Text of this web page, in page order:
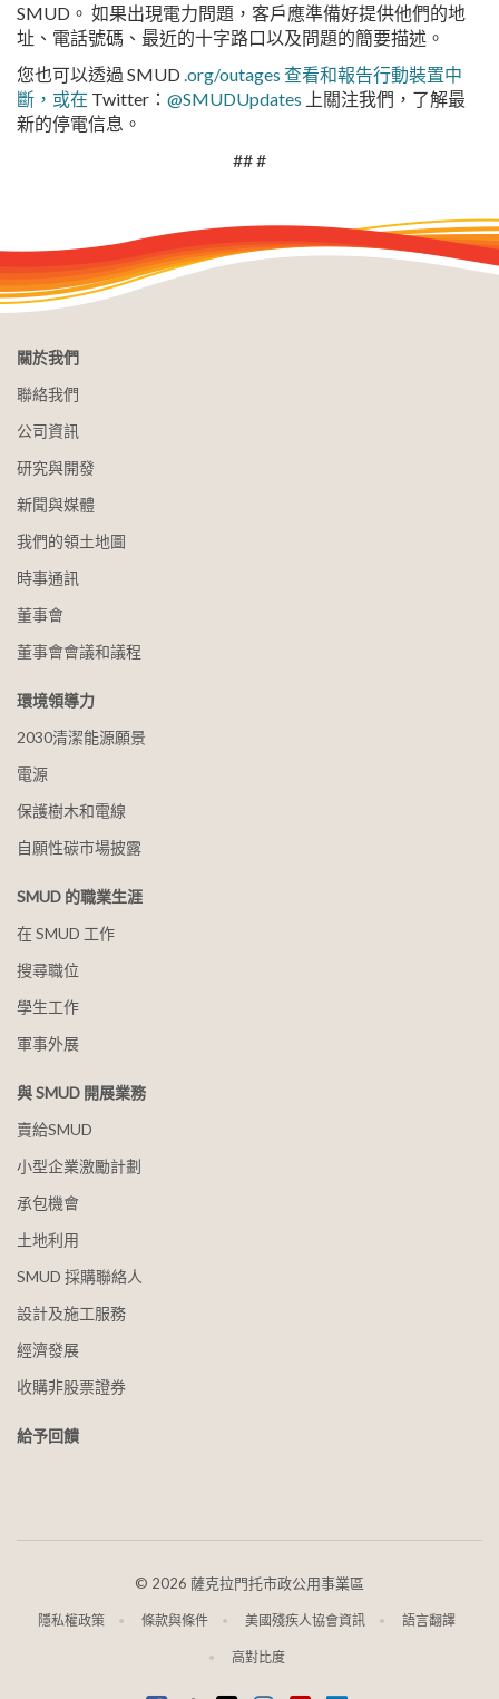
SMUD。 如果出現電力問題，客戶應準備好提供他們的地
址、電話號碼、最近的十字路口以及問題的簡要描述。
您也可以透過 SMUD.org/outages 查看和報告行動裝置中
斷，或在 Twitter： @SMUDUpdates 上關注我們，了解最
新的停電信息。
## #
關於我們
聯絡我們
公司資訊
研究與開發
新聞與媒體
我們的領土地圖
時事通訊
董事會
董事會會議和議程
環境領導力
2030清潔能源願景
電源
保護樹木和電線
自願性碳市場披露
SMUD 的職業生涯
在 SMUD 工作
搜尋職位
學生工作
軍事外展
與 SMUD 開展業務
賣給SMUD
小型企業激勵計劃
承包機會
土地利用
SMUD 採購聯絡人
設計及施工服務
經濟發展
收購非股票證券
給予回饋
© 2026 薩克拉門托市政公用事業區
隱私權政策 條款與條件 美國殘疾人協會資訊 語言翻譯
高對比度